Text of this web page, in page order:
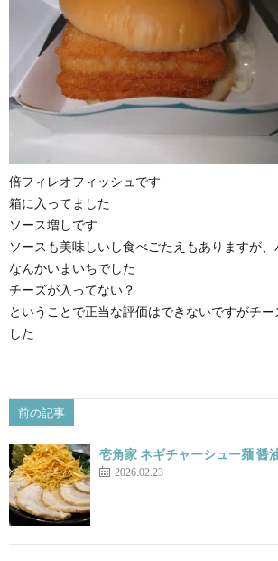
倍フィレオフィッシュです
箱に入ってました
ソース増しです
ソースも美味しいし食べごたえもありますが
なんかいまいちでした
チーズが入ってない？
ということで正当な評価はできないですがチ
した
前の記事
壱角家 ネギチャーシュー麺 醤
2026.02.23